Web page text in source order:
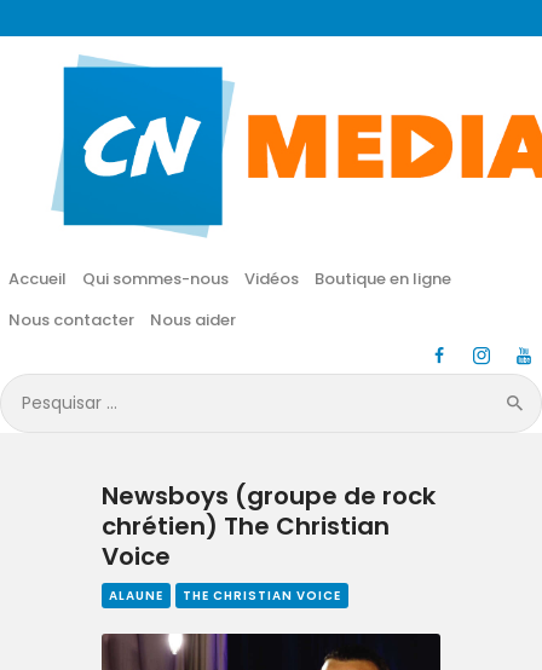
Accueil Qui sommes-nous Vidéos
Boutique en ligne
Nous contacter
Nous aider
Pesquisar
por:
CN MÉDIA
Une vie nouvelle en JESUS !
Accueil
Vidéos
Boutique en ligne
Nous aider
Newsboys (groupe de rock
chrétien) The Christian
Voice
ALAUNE THE CHRISTIAN VOICE